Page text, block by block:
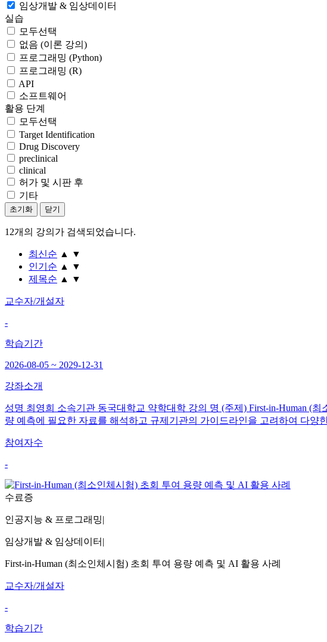
임상개발 & 임상데이터
실습
모두선택
없음 (이론 강의)
프로그래밍 (Python)
프로그래밍 (R)
API
소프트웨어
활용 단계
모두선택
Target Identification
Drug Discovery
preclinical
clinical
허가 및 시판 후
기타
초기화 닫기
12개 의 강의가 검색되었습니다.
최신순 ▲
▼
인기순 ▲
▼
제목순 ▲ ▼
교수자/개설자
-
학습기간
2026-08-05 ~ 2029-12-31
강좌소개
성명 최영희 소속기관 동국대학교 약학대학 강의 명 (주제) First-in-Human (
량 예측에 필요한 자료를 해석하고 규제기관의 가이드라인을 고려하여 다
참여자수
-
수료증
인공지능 & 프로그래밍|
임상개발 & 임상데이터 |
First-in-Human (최소인체시험) 초회 투여 용량 예측 및 AI 활용 사례
교수자/개설자
-
학습기간